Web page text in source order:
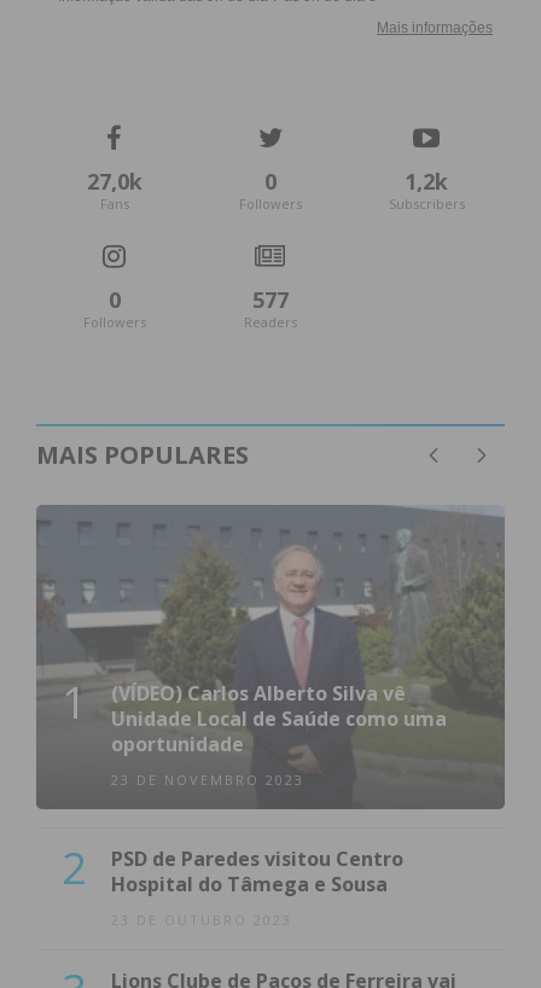
27,0k
Fans
0
Followers
1,2k
Subscribers
0
Followers
577
Readers
MAIS POPULARES
1
(VÍDEO) Carlos Alberto Silva vê
Unidade Local de Saúde como uma
oportunidade
23 DE NOVEMBRO 2023
2
PSD de Paredes visitou Centro
Hospital do Tâmega e Sousa
23 DE OUTUBRO 2023
Lions Clube de Paços de Ferreira vai